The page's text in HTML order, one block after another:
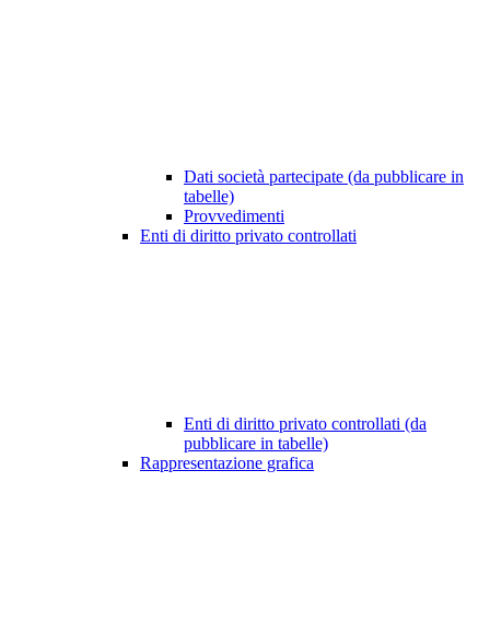
Dati società partecipate (da pubblicare in
tabelle)
Provvedimenti
Enti di diritto privato controllati
Enti di diritto privato controllati (da
pubblicare in tabelle)
Rappresentazione grafica